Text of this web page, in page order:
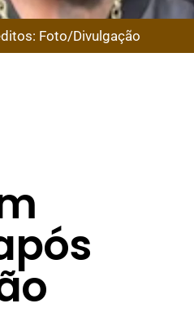
Foto/Divulgação